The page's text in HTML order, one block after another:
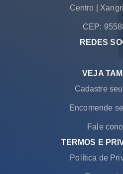
Centro
CEP:
REDES
VEJA
Cadastre
Encomende
Fale
TERMOS E
Política de